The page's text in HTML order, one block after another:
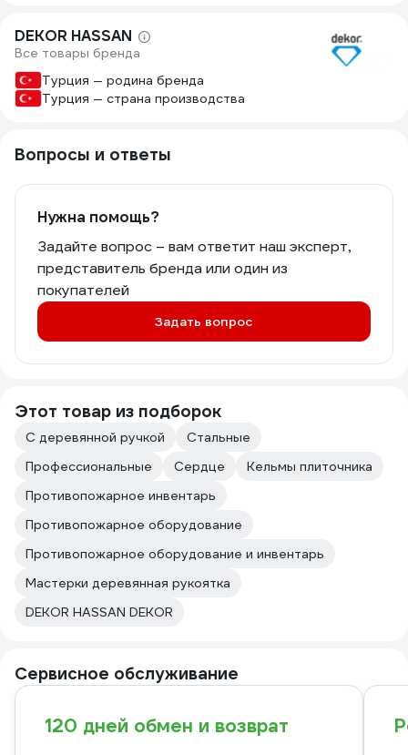
DEKOR HASSAN
Все товары бренда
Турция — родина бренда
Турция — страна производства
Вопросы и ответы
Нужна помощь?
Задайте вопрос – вам ответит наш эксперт,
представитель бренда или один из
покупателей
Задать вопрос
Этот товар из подборок
С деревянной ручкой
Стальные
Профессиональные
Сердце
Кельмы плиточника
Противопожарное инвентарь
Противопожарное оборудование
Противопожарное оборудование и инвентарь
Мастерки деревянная рукоятка
DEKOR HASSAN DEKOR
Сервисное обслуживание
120 дней обмен и возврат